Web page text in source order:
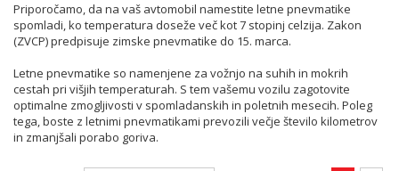
Priporočamo, da na vaš avtomobil namestite letne pnevmatike
spomladi, ko temperatura doseže več kot 7 stopinj celzija. Zakon
(ZVCP) predpisuje zimske pnevmatike do 15. marca.
Letne pnevmatike so namenjene za vožnjo na suhih in mokrih
cestah pri višjih temperaturah. S tem vašemu vozilu zagotovite
optimalne zmogljivosti v spomladanskih in poletnih mesecih. Poleg
tega, boste z letnimi pnevmatikami prevozili večje število kilometrov
in zmanjšali porabo goriva.